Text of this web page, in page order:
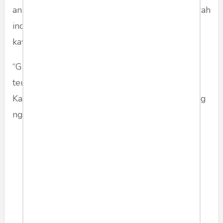
anak teh nu geus tangtu bakal ngalentab amarah
indungna. Bener, indung budak gogorowokan
kawas nu kasarumahan.
“Gandeng, sing era ku batur, ieu teh geus
teungah peuting!” cekeng teh rada heuras.
Kapaksa da dileuleuyan mah teu bisa. Si Kakang
ngagidig ka loteng, indungna ceurik. Duh…